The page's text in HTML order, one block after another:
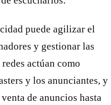
puede agilizar el
y gestionar las
actúan como
y los anunciantes, y
de anuncios hasta